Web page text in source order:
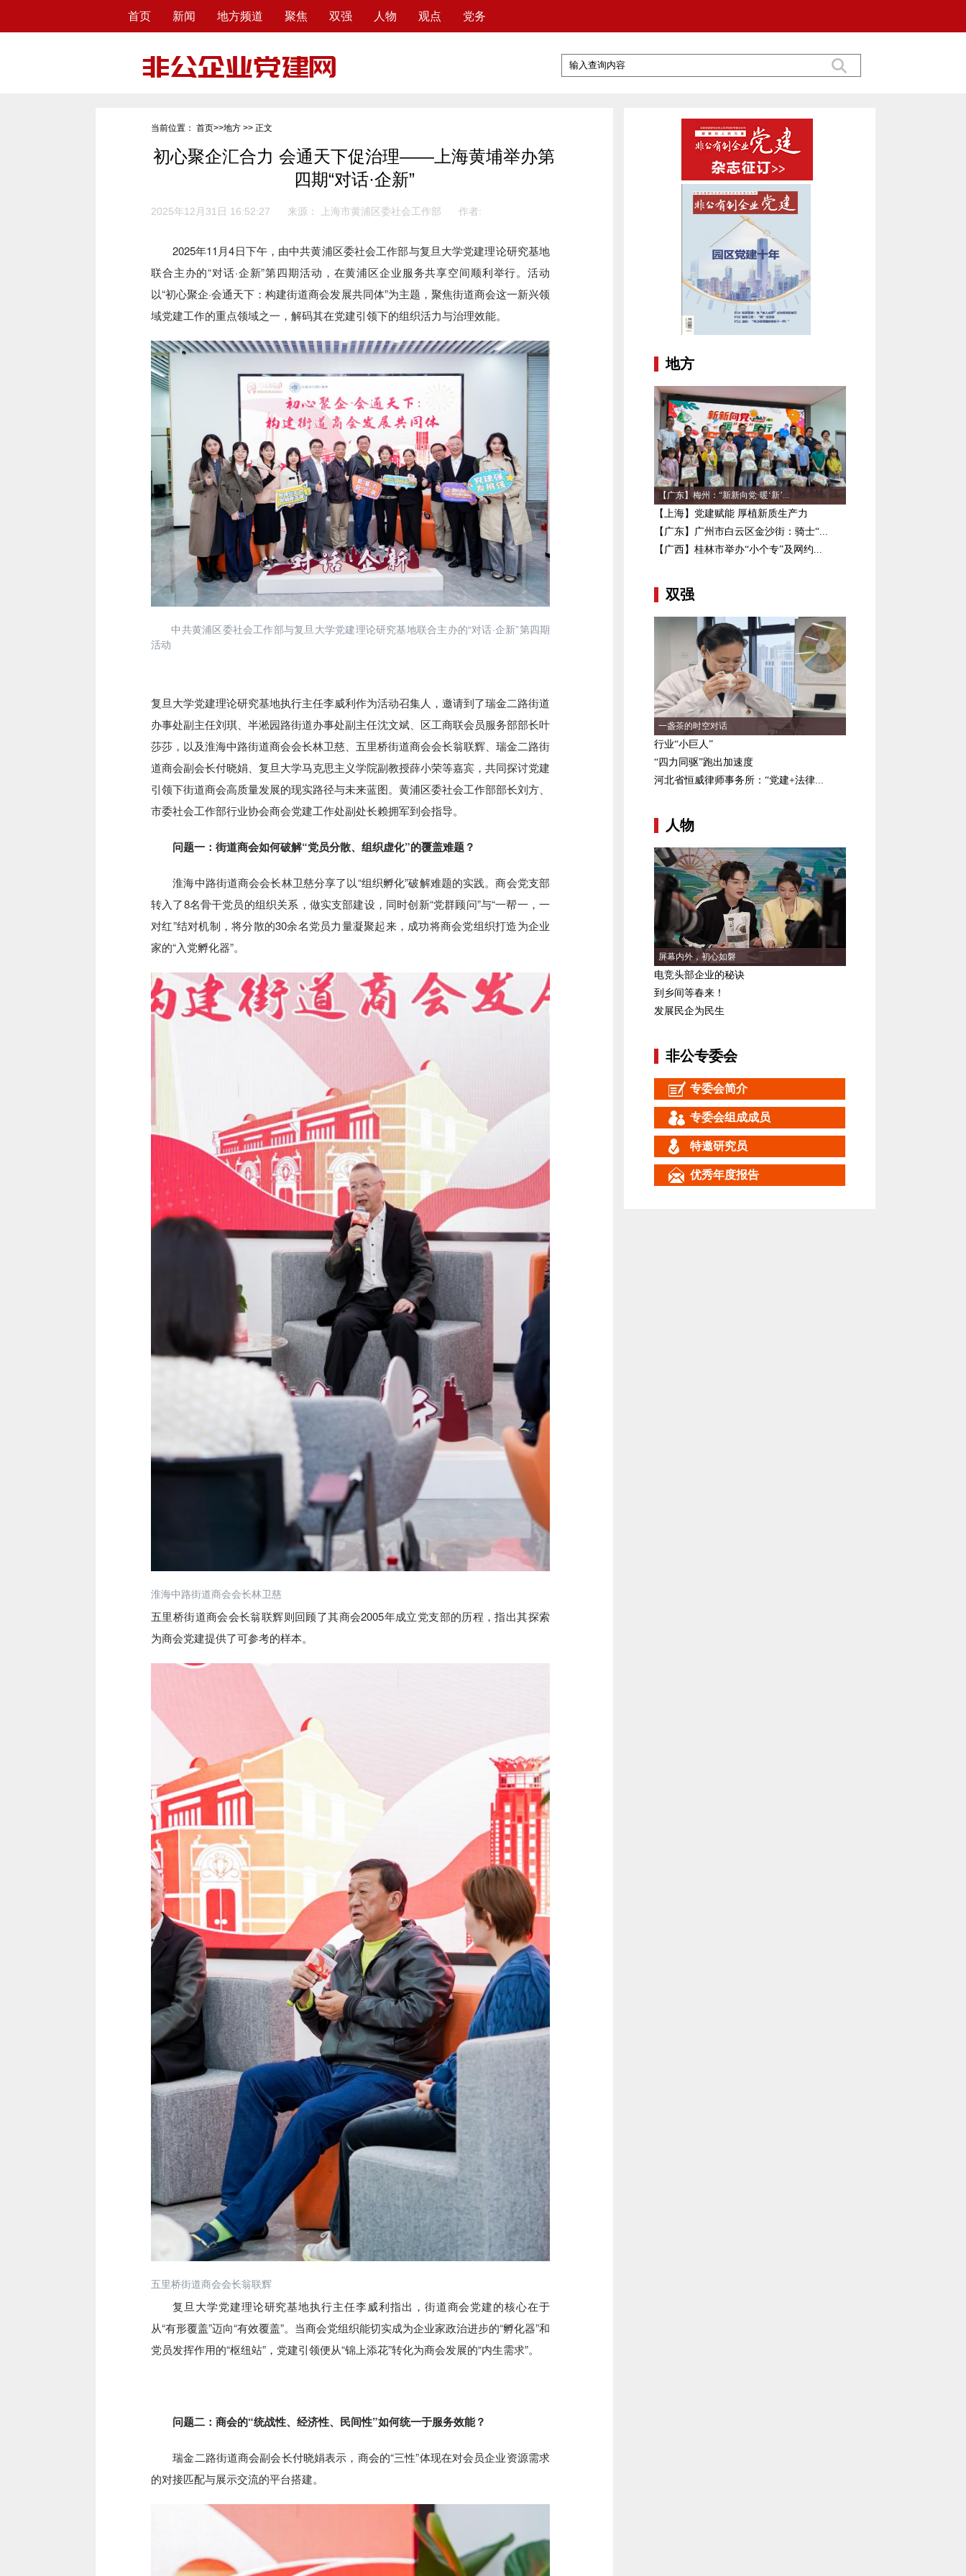
首页 新闻 地方频道 聚焦 双强 人物 观点 党务
当前位置： 首页>>地方 >> 正文
初心聚企汇合力 会通天下促治理——上海黄埔举办第
四期“对话·企新”
2025年12月31日 16:52:27 来源： 上海市黄浦区委社会工作部 作者:
2025年11月4日下午，由中共黄浦区委社会工作部与复旦大学党建理论研究基地
联合主办的“对话·企新”第四期活动，在黄浦区企业服务共享空间顺利举行。活动
以“初心聚企·会通天下：构建街道商会发展共同体”为主题，聚焦街道商会这一新兴领
域党建工作的重点领域之一，解码其在党建引领下的组织活力与治理效能。
中共黄浦区委社会工作部与复旦大学党建理论研究基地联合主办的“对话·企新”第四期
活动
复旦大学党建理论研究基地执行主任李威利作为活动召集人，邀请到了瑞金二路街道
办事处副主任刘琪、半淞园路街道办事处副主任沈文斌、区工商联会员服务部部长叶
莎莎，以及淮海中路街道商会会长林卫慈、五里桥街道商会会长翁联辉、瑞金二路街
道商会副会长付晓娟、复旦大学马克思主义学院副教授薛小荣等嘉宾，共同探讨党建
引领下街道商会高质量发展的现实路径与未来蓝图。黄浦区委社会工作部部长刘方、
市委社会工作部行业协会商会党建工作处副处长赖拥军到会指导。
问题一：街道商会如何破解“党员分散、组织虚化”的覆盖难题？
淮海中路街道商会会长林卫慈分享了以“组织孵化”破解难题的实践。商会党支部
转入了8名骨干党员的组织关系，做实支部建设，同时创新“党群顾问”与“一帮一，一
对红”结对机制，将分散的30余名党员力量凝聚起来，成功将商会党组织打造为企业
家的“入党孵化器”。
淮海中路街道商会会长林卫慈
五里桥街道商会会长翁联辉则回顾了其商会2005年成立党支部的历程，指出其探索
为商会党建提供了可参考的样本。
五里桥街道商会会长翁联辉
复旦大学党建理论研究基地执行主任李威利指出，街道商会党建的核心在于
从“有形覆盖”迈向“有效覆盖”。当商会党组织能切实成为企业家政治进步的“孵化器”和
党员发挥作用的“枢纽站”，党建引领便从“锦上添花”转化为商会发展的“内生需求”。
问题二：商会的“统战性、经济性、民间性”如何统一于服务效能？
瑞金二路街道商会副会长付晓娟表示，商会的“三性”体现在对会员企业资源需求
的对接匹配与展示交流的平台搭建。
地方
【广东】梅州：“新新向党·暖‘新’...
【上海】党建赋能 厚植新质生产力
【广东】广州市白云区金沙街：骑士“...
【广西】桂林市举办“小个专”及网约...
双强
一盏茶的时空对话
行业“小巨人”
“四力同驱”跑出加速度
河北省恒威律师事务所：“党建+法律...
人物
屏幕内外，初心如磐
电竞头部企业的秘诀
到乡间等春来！
发展民企为民生
非公专委会
专委会简介
专委会组成成员
特邀研究员
优秀年度报告